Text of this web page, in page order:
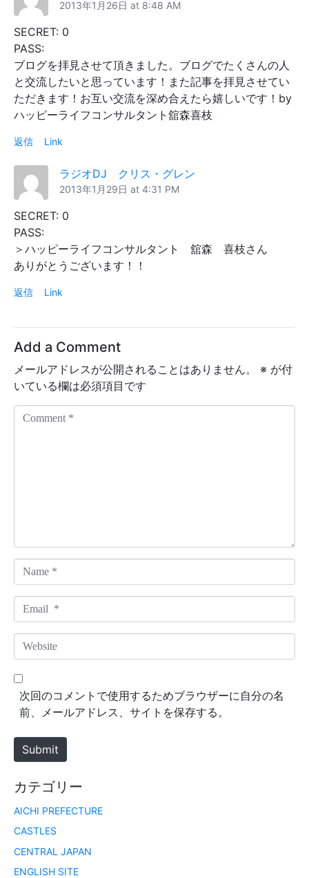
2013年1月26日 at 8:48 AM
SECRET: 0
PASS:
ブログを拝見させて頂きました。ブログでたくさんの人
と交流したいと思っています！また記事を拝見させてい
ただきます！お互い交流を深め合えたら嬉しいです！by
ハッピーライフコンサルタント舘森喜枝
返信 Link
ラジオDJ クリス・グレン
2013年1月29日 at 4:31 PM
SECRET: 0
PASS:
＞ハッピーライフコンサルタント 舘森 喜枝さん
ありがとうございます！！
返信 Link
Add a Comment
メールアドレスが公開されることはありません。 ※ が付
いている欄は必須項目です
a
m
*
m
a
*
W
e
b
e
次回のコメントで使用するためブラウザーに自分の名
前、メールアドレス、サイトを保存する。
Submit
カテゴリー
AICHI PREFECTURE
CASTLES
CENTRAL JAPAN
ENGLISH SITE